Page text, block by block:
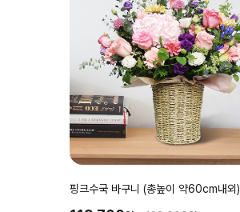
핑크수국 바구니 (총높이 약60cm내외)